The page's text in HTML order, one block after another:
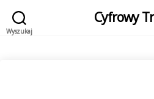
Wyszukaj
Cyfrowy